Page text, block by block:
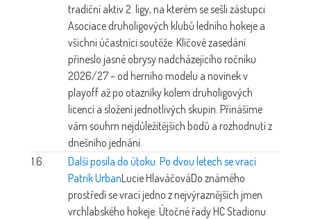
tradiční aktiv 2. ligy, na kterém se sešli zástupci
Asociace druholigových klubů ledního hokeje a
všichni účastníci soutěže. Klíčové zasedání
přineslo jasné obrysy nadcházejícího ročníku
2026/27 – od herního modelu a novinek v
playoff až po otazníky kolem druholigových
licencí a složení jednotlivých skupin. Přinášíme
vám souhrn nejdůležitějších bodů a rozhodnutí z
dnešního jednání.
1.6.
Další posila do útoku. Po dvou letech se vrací
Patrik UrbanLucie HlaváčováDo známého
prostředí se vrací jedno z nejvýraznějších jmen
vrchlabského hokeje. Útočné řady HC Stadionu